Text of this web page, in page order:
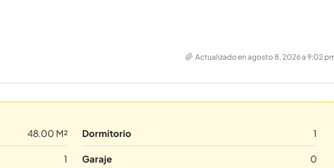
Actualizado en agosto 8, 2026 a 9:02
48.00 M² Dormitorio 1
1 Garaje 0